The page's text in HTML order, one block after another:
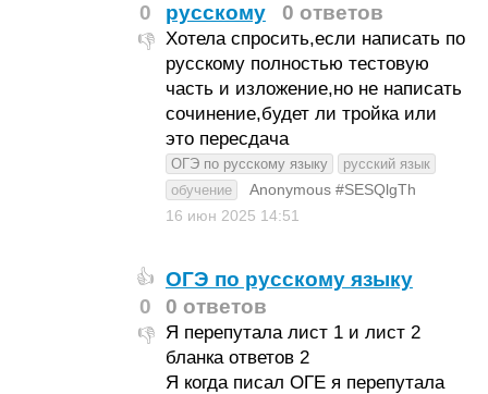
0
👎
русскому
0 ответов
Хотела спросить,если написать по
русскому полностью тестовую
часть и изложение,но не написать
сочинение,будет ли тройка или
это пересдача
ОГЭ по русскому языку
русский язык
обучение
Anonymous #SESQlgTh
16 июн 2025 14:51
👍
0
👎
ОГЭ по русскому языку
0 ответов
Я перепутала лист 1 и лист 2
бланка ответов 2
Я когда писал ОГЕ я перепутала